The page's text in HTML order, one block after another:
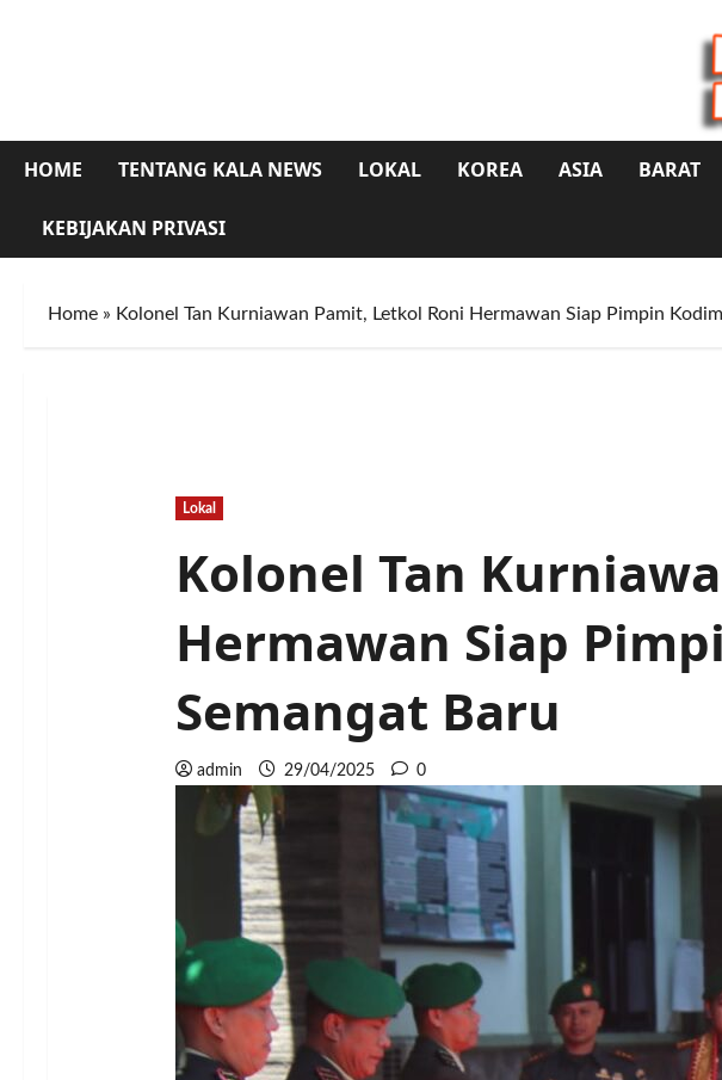
HOME TENTANG KALA NEWS LOKAL KOREA ASIA BARAT
KEBIJAKAN PRIVASI
Home » Kolonel Tan Kurniawan Pamit, Letkol Roni Hermawan Siap Pimpin
Lokal
Kolonel Tan
Hermawan Siap
Semangat Baru
admin 29/04/2025 0